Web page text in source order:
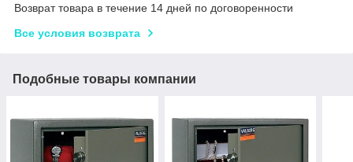
Возврат товара в течение 14 дней по договоренности
Все условия возврата
Подобные товары компании